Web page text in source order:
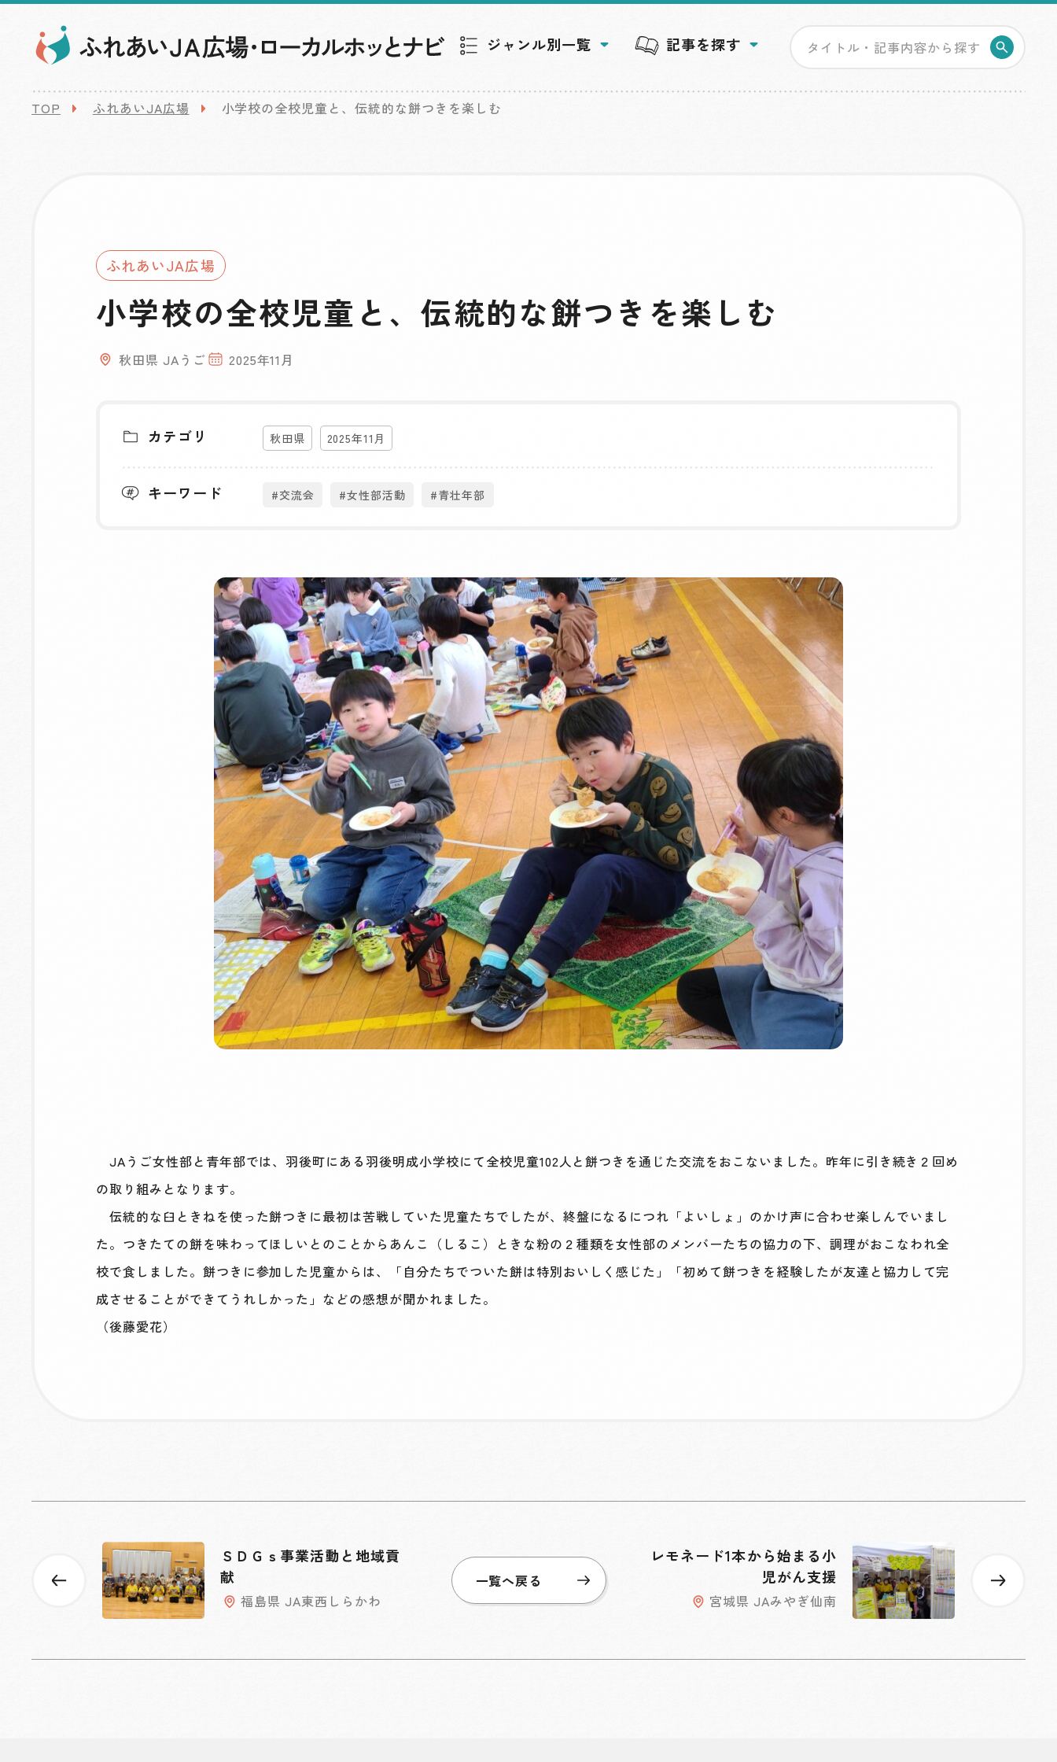
ジャンル別一覧 記事を探す
TOP ふれあいJA広場 小学校の全校児童と、伝統的な餅つきを楽しむ
ふれあいJA広場
小学校の全校児童と、伝統的な餅つきを楽しむ
秋田県 JAうご 2025年11月
カテゴリ 秋田県 2025年11月
キーワード #交流会 #女性部活動 #青壮年部
JAうご女性部と青年部では、羽後町にある羽後明成小学校にて全校児童102人と餅つきを通じた交流をおこないました。昨年に引き続き２回め
の取り組みとなります。
伝統的な臼ときねを使った餅つきに最初は苦戦していた児童たちでしたが、終盤になるにつれ「よいしょ」のかけ声に合わせ楽しんでいまし
た。つきたての餅を味わってほしいとのことからあんこ（しるこ）ときな粉の２種類を女性部のメンバーたちの協力の下、調理がおこなわれ全
校で食しました。餅つきに参加した児童からは、「自分たちでついた餅は特別おいしく感じた」「初めて餅つきを経験したが友達と協力して完
成させることができてうれしかった」などの感想が聞かれました。
（後藤愛花）
ＳＤＧｓ事業活動と地域貢
献
福島県 JA東西しらかわ
レモネード1本から始まる小
児がん支援
宮城県 JAみやぎ仙南
一覧へ戻る